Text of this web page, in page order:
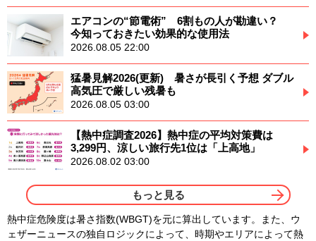
エアコンの“節電術” 6割もの人が勘違い？
今知っておきたい効果的な使用法
2026.08.05 22:00
猛暑見解2026(更新) 暑さが長引く予想 ダブル
高気圧で厳しい残暑も
2026.08.05 03:00
【熱中症調査2026】熱中症の平均対策費は
3,299円、涼しい旅行先1位は「上高地」
2026.08.02 03:00
もっと見る
熱中症危険度は暑さ指数(WBGT)を元に算出しています。また、ウ
ェザーニュースの独自ロジックによって、時期やエリアによって熱